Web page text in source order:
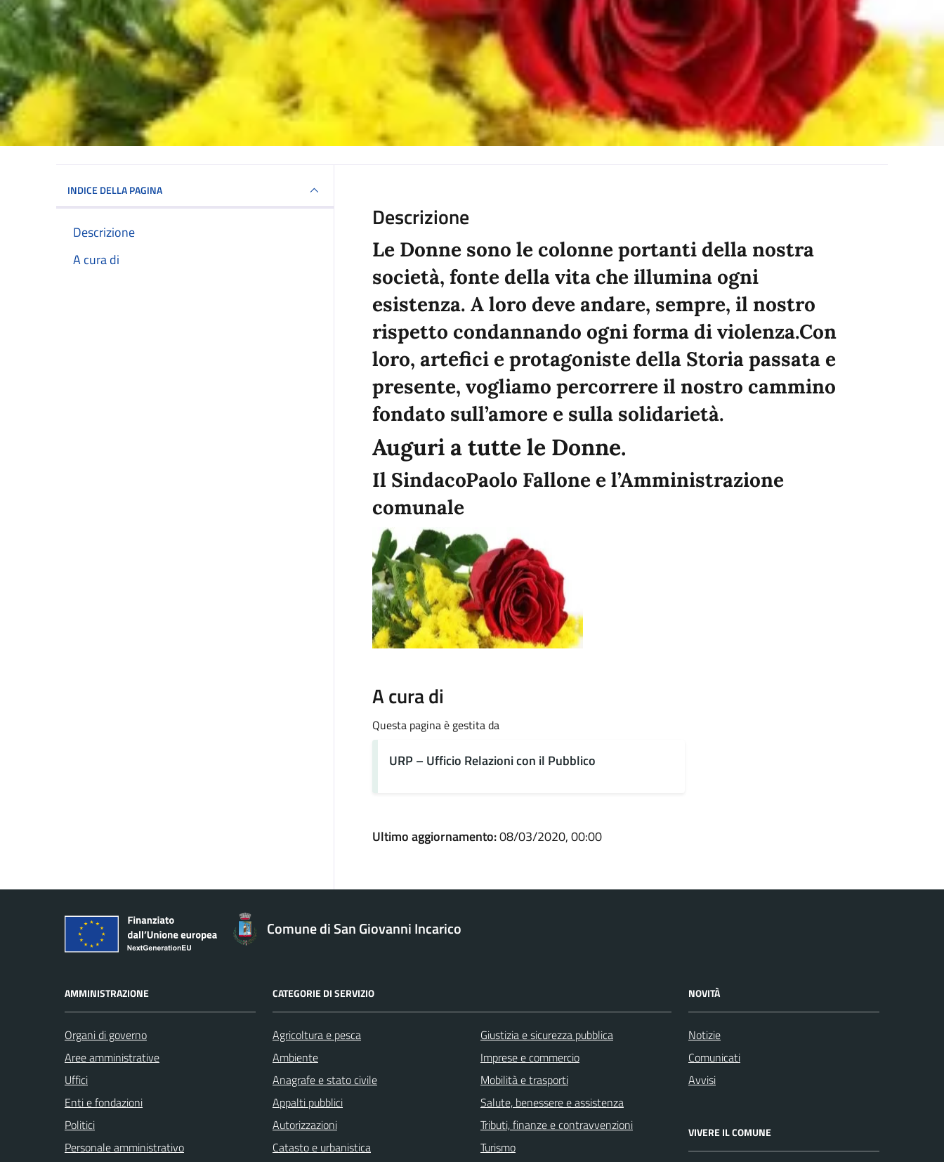
INDICE DELLA PAGINA
Descrizione
A cura di
Descrizione
Le Donne sono le colonne portanti della nostra
società, fonte della vita che illumina ogni
esistenza. A loro deve andare, sempre, il nostro
rispetto condannando ogni forma di violenza.Con
loro, artefici e protagoniste della Storia passata e
presente, vogliamo percorrere il nostro cammino
fondato sull’amore e sulla solidarietà.
Auguri a tutte le Donne.
Il SindacoPaolo Fallone e l’Amministrazione
comunale
A cura di
Questa pagina è gestita da
URP – Ufficio Relazioni con il Pubblico
Ultimo aggiornamento:08/03/2020, 00:00
Comune di San Giovanni Incarico
AMMINISTRAZIONE
Organi di governo
Aree amministrative
Uffici
Enti e fondazioni
Politici
Personale amministrativo
CATEGORIE DI SERVIZIO
Agricoltura e pesca
Ambiente
Anagrafe e stato civile
Appalti pubblici
Autorizzazioni
Catasto e urbanistica
Giustizia e sicurezza pubblica
Imprese e commercio
Mobilità e trasporti
Salute, benessere e assistenza
Tributi, finanze e contravvenzioni
Turismo
NOVITÀ
Notizie
Comunicati
Avvisi
VIVERE IL COMUNE